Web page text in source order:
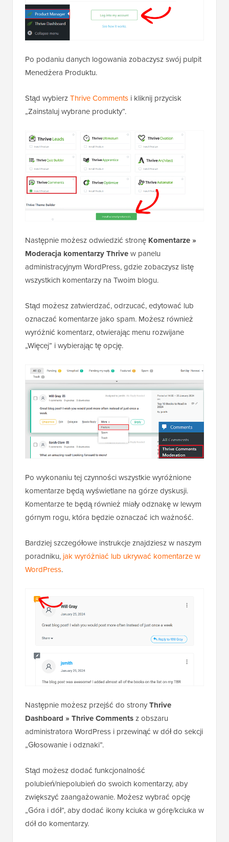
Po podaniu danych logowania zobaczysz swój pulpit
Menedżera Produktu.
Stąd wybierzThrive Comments i kliknij przycisk
„Zainstaluj wybrane produkty”.
Następnie możesz odwiedzić stronę Komentarze »
Moderacja komentarzy Thrivew panelu
administracyjnym WordPress, gdzie zobaczysz listę
wszystkich komentarzy na Twoim blogu.
Stąd możesz zatwierdzać, odrzucać, edytować lub
oznaczać komentarze jako spam. Możesz również
wyróżnić komentarz, otwierając menu rozwijane
„Więcej” i wybierając tę opcję.
Po wykonaniu tej czynności wszystkie wyróżnione
komentarze będą wyświetlane na górze dyskusji.
Komentarze te będą również miały odznakę w lewym
górnym rogu, która będzie oznaczać ich ważność.
Bardziej szczegółowe instrukcje znajdziesz w naszym
poradniku,jak wyróżniać lub ukrywać komentarze w
WordPress.
Następnie możesz przejść do stronyThrive
Dashboard » Thrive Commentsz obszaru
administratora WordPress i przewinąć w dół do sekcji
„Głosowanie i odznaki”.
Stąd możesz dodać funkcjonalność
polubień/niepolubień do swoich komentarzy, aby
zwiększyć zaangażowanie. Możesz wybrać opcję
„Góra i dół”, aby dodać ikony kciuka w górę/kciuka w
dół do komentarzy.